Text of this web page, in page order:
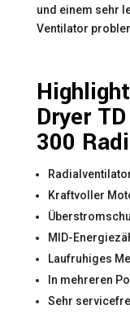
und einem sehr
Ventilator
Dryer TD
300
Kraftvoller
MID-
Laufruhiges
In mehreren
Sehr